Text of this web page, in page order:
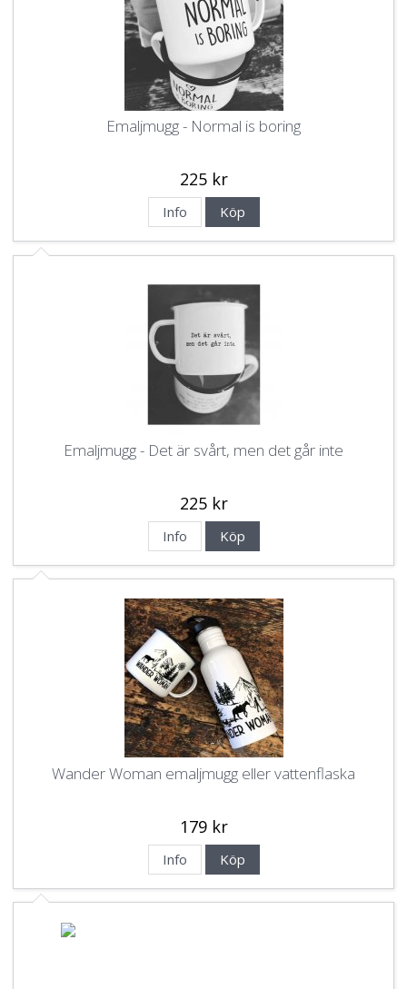
Emaljmugg - Normal is boring
225 kr
Info Köp
Emaljmugg - Det är svårt, men det går inte
225 kr
Info Köp
Wander Woman emaljmugg eller vattenflaska
179 kr
Info Köp